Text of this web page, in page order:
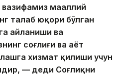
вазифамиз маҳаллий
талаб юқори бўлган
айланиши ва
соғлиғи ва ҳаёт
хизмат қилиши учун
— деди Соғлиқни